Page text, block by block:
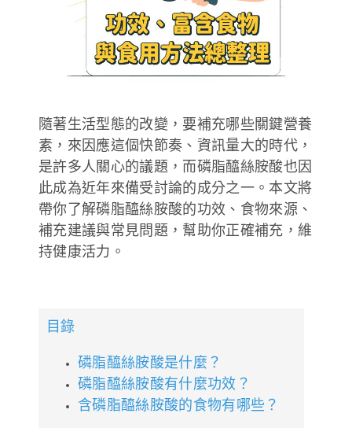
隨著生活型態的改變，要補充哪些關鍵營養
素，來因應這個快節奏、資訊量大的時代，
是許多人關心的議題，而磷脂醯絲胺酸也因
此成為近年來備受討論的成分之一。本文將
帶你了解磷脂醯絲胺酸的功效、食物來源、
補充建議與常見問題，幫助你正確補充，維
持健康活力。
目錄
磷脂醯絲胺酸是什麼？
磷脂醯絲胺酸有什麼功效？
含磷脂醯絲胺酸的食物有哪些？
會員專區
訂單查詢 使用條款
購物說明
德風健康館 百靈油粉絲團
百靈油粉絲團 德風健康館
德風健康館